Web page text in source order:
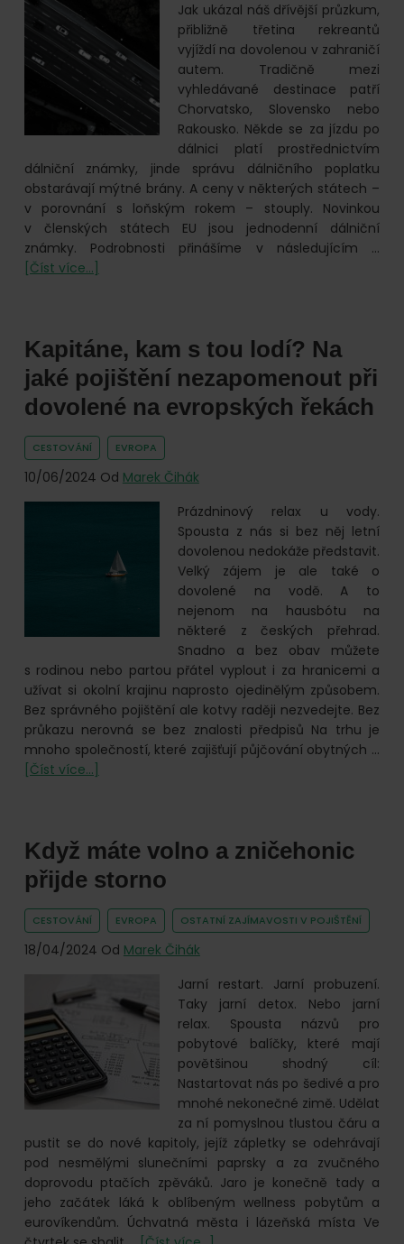
Jak ukázal náš dřívější průzkum,
přibližně třetina rekreantů
vyjíždí na dovolenou v zahraničí
autem. Tradičně mezi
vyhledávané destinace patří
Chorvatsko, Slovensko nebo
Rakousko. Někde se za jízdu po
dálnici platí prostřednictvím
dálniční známky, jinde správu dálničního poplatku
obstarávají mýtné brány. A ceny v některých státech –
v porovnání s loňským rokem – stouply. Novinkou
v členských státech EU jsou jednodenní dálniční
známky. Podrobnosti přinášíme v následujícím …
[Číst více...]
kolik
vás
vyjdou
cesty
evropských
dálnicích?
Kapitáne, kam s tou lodí? Na
jaké pojištění nezapomenout při
dovolené na evropských řekách
CESTOVÁNÍ EVROPA
10/06/2024 Od Marek Čihák
Prázdninový relax u vody.
Spousta z nás si bez něj letní
dovolenou nedokáže představit.
Velký zájem je ale také o
dovolené na vodě. A to
nejenom na hausbótu na
některé z českých přehrad.
Snadno a bez obav můžete
s rodinou nebo partou přátel vyplout i za hranicemi a
užívat si okolní krajinu naprosto ojedinělým způsobem.
Bez správného pojištění ale kotvy raději nezvedejte. Bez
průkazu nerovná se bez znalosti předpisů Na trhu je
mnoho společností, které zajišťují půjčování obytných …
[Číst více...]
lodí?
Na
jaké
pojištění
nezapomenout
při
evropských
Když máte volno a zničehonic
přijde storno
CESTOVÁNÍ EVROPA OSTATNÍ ZAJÍMAVOSTI V POJIŠTĚNÍ
18/04/2024 Od Marek Čihák
Jarní restart. Jarní probuzení.
Taky jarní detox. Nebo jarní
relax. Spousta názvů pro
pobytové balíčky, které mají
povětšinou shodný cíl:
Nastartovat nás po šedivé a pro
mnohé nekonečné zimě. Udělat
za ní pomyslnou tlustou čáru a
pustit se do nové kapitoly, jejíž zápletky se odehrávají
pod nesmělými slunečními paprsky a za zvučného
doprovodu ptačích zpěváků. Jaro je konečně tady a
jeho začátek láká k oblíbeným wellness pobytům a
eurovíkendům. Úchvatná města i lázeňská místa Ve